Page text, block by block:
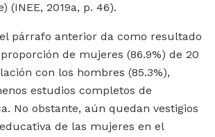
(INEE, 2019a, p. 46).
párrafo anterior da como resultado
de mujeres (86.9%) de 20
con los hombres (85.3%),
estudios completos de
No obstante, aún quedan vestigios
de las mujeres en el